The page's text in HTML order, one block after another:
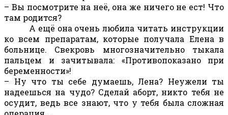
– Вы посмотрите на неё, она же ничего не ест! Что
там родится?
А ещё она очень любила читать инструкции
ко всем препаратам, которые получала Елена в
больнице. Свекровь многозначительно тыкала
пальцем и зачитывала: «Противопоказано при
беременности»!
– Ну что ты себе думаешь, Лена? Неужели ты
надеешься на чудо? Сделай аборт, никто тебя не
осудит, ведь все знают, что у тебя была сложная